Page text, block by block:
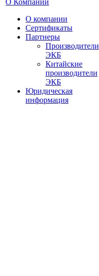
О Компании
О компании
Сертификаты
Партнеры
Производители
ЭКБ
Китайские
производители
ЭКБ
Юридическая
информация